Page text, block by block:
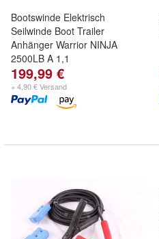
Bootswinde Elektrisch
Seilwinde Boot Trailer
Anhänger Warrior NINJA
2500LB A 1,1
199,99 €
+ 4,90 € Versand